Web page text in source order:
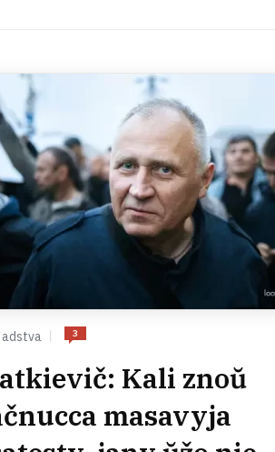
3
Kali znoŭ
masavyja